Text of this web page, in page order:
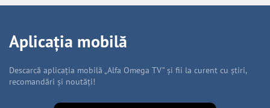
Aplicația mobilă
Descarcă aplicația mobilă „Alfa Omega TV” și fii la curent cu știri,
recomandări și noutăți!